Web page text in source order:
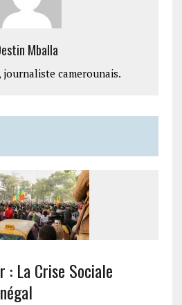
Mballa
camerounais.
: La Crise Sociale